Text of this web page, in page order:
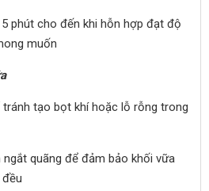
phút cho đến khi hỗn hợp đạt độ
muốn
tạo bọt khí hoặc lỗ rỗng trong
quãng để đảm bảo khối vữa